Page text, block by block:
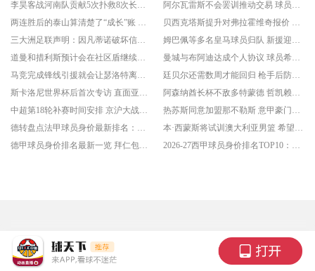
李昊客战河南队贡献5次扑救8次长传 再现国门级表现
阿尔瓦雷斯不会罢训推动交易 球员今夏离队可能性不大
两连胜后的泰山算清楚了“成长”账 积分距次席仅差2分
贝西克塔斯提升对弗拉霍维奇报价 土超豪门争取尽快完成交易
三大洲足联声明：因凡蒂诺破坏信任 欧足联继续抵制世界杯
姆巴佩等多名皇马球员归队 新援迎来报道
道曼和措利斯预计会在社区盾继续首发 两名球员季前赛整体表现不错
曼城与布阿迪达成个人协议 球员希望尽快加盟蓝月军团
马竞完成锋线引援就会让瑟洛特离队 贝西克塔斯正推动交易
廷贝尔还需数周才能回归 枪手后防引援工作刻不容缓
斯卡洛尼世界杯后首次专访 直面亚军争议
阿森纳酋长杯不敌多特蒙德 哲凯赖什点射破门
中超第18轮补赛时间安排 京沪大战领衔开球时间
热苏斯同意加盟那不勒斯 意甲豪门完成出售任务就会报价
德转盘点法甲球员身价最新排名：巴黎独占9席 前5名均达到1亿欧及以上
本·西蒙斯将试训澳大利亚男篮 希望出战28年奥运会
德甲球员身价排名最新一览 拜仁包揽了榜单前7中的5个席位
2026-27西甲球员身价排名TOP10：皇马巴萨包揽9个席位 亚马尔2.2亿欧居首